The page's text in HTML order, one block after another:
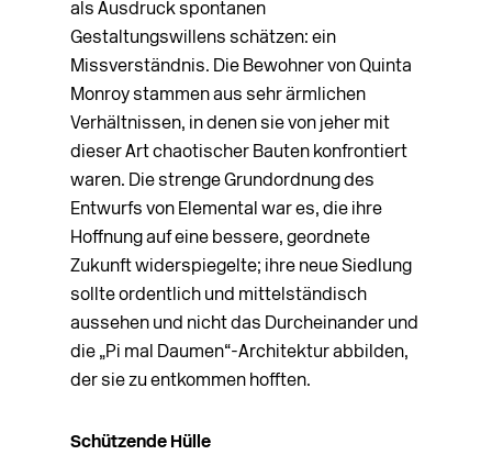
als Ausdruck spontanen
Gestaltungswillens schätzen: ein
Missverständnis. Die Bewohner von Quinta
Monroy stammen aus sehr ärmlichen
Verhältnissen, in denen sie von jeher mit
dieser Art chaotischer Bauten konfrontiert
waren. Die strenge Grundordnung des
Entwurfs von Elemental war es, die ihre
Hoffnung auf eine bessere, geordnete
Zukunft widerspiegelte; ihre neue Siedlung
sollte ordentlich und mittelständisch
aussehen und nicht das Durcheinander und
die „Pi mal Daumen“-Architektur abbilden,
der sie zu entkommen hofften.
Schützende Hülle